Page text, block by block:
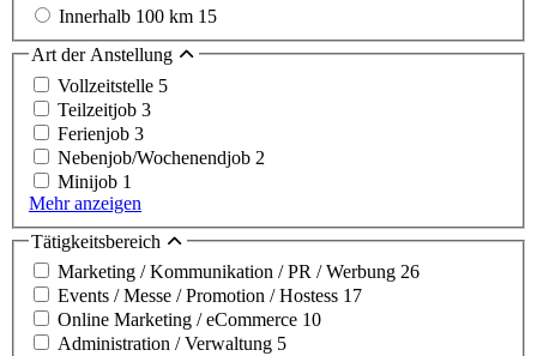
Innerhalb 100 km 15
Art der Anstellung
Vollzeitstelle 5
Teilzeitjob 3
Ferienjob 3
Nebenjob/Wochenendjob 2
Minijob 1
Mehr anzeigen
Tätigkeitsbereich
Marketing / Kommunikation / PR / Werbung 26
Events / Messe / Promotion / Hostess 17
Online Marketing / eCommerce 10
Administration / Verwaltung 5